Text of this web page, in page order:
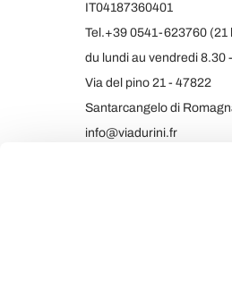
IT04187360401
Tel.+39 0541-623760 (21
du lundi au vendredi 8.30
Via del pino 21 - 47822
Santarcangelo di
info@viadurini.fr
Tous les prix incluent la